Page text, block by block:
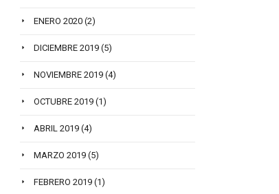
ENERO 2020 (2)
DICIEMBRE 2019 (5)
NOVIEMBRE 2019 (4)
OCTUBRE 2019 (1)
ABRIL 2019 (4)
MARZO 2019 (5)
FEBRERO 2019 (1)